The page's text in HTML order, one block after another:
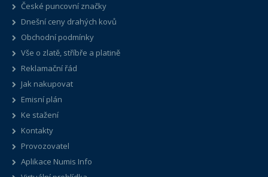
České puncovní značky
Dnešní ceny drahých kovů
Obchodní podmínky
Vše o zlatě, stříbře a platině
Reklamační řád
Jak nakupovat
Emisní plán
Ke stažení
Kontakty
Provozovatel
Aplikace Numis Info